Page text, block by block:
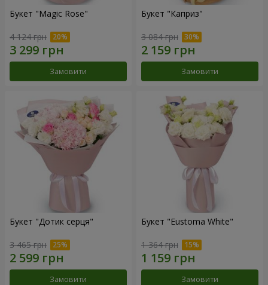
Букет "Magic Rose"
4 124 грн
Замовити
Букет "Каприз"
3 084 грн
Замовити
Букет "Дотик серця"
3 465 грн
Замовити
Букет "Eustoma White"
1 364 грн
Замовити